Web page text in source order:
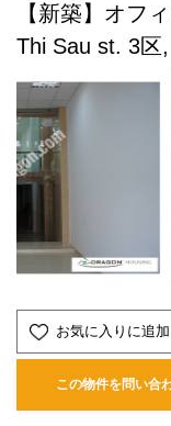
【新築】オフ
Thi Sau st. 3
お気に入りに追加
この物件を問い合